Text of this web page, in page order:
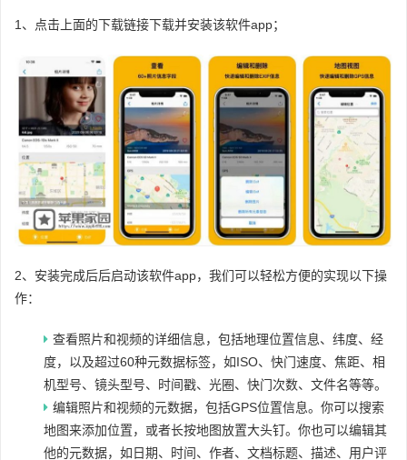
1、点击上面的下载链接下载并安装该软件app；
2、安装完成后后启动该软件app，我们可以轻松方便的实现以下操
作：
查看照片和视频的详细信息，包括地理位置信息、纬度、经
度，以及超过60种元数据标签，如ISO、快门速度、焦距、相
机型号、镜头型号、时间戳、光圈、快门次数、文件名等等。
编辑照片和视频的元数据，包括GPS位置信息。你可以搜索
地图来添加位置，或者长按地图放置大头钉。你也可以编辑其
他的元数据，如日期、时间、作者、文档标题、描述、用户评